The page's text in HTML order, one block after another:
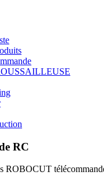
RC
ROBOCUT